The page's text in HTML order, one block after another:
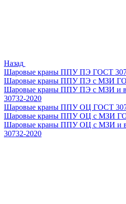
Назад
Шаровые краны ППУ ПЭ ГОСТ
Шаровые краны ППУ ПЭ с МЗИ
Шаровые краны ППУ ПЭ с МЗИ и
30732-2020
Шаровые краны ППУ ОЦ ГОСТ
Шаровые краны ППУ ОЦ с МЗИ
Шаровые краны ППУ ОЦ с МЗИ и
30732-2020